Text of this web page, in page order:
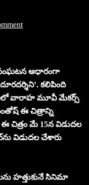
సంఘటన ఆధారంగా
కలిపింది
వారాహ మూవీ మేకర్స్‌
ఈ చిత్రాన్ని
ఈ చిత్రం మే 15న విడుదల
విడుదల చేశారు
హత్తుకునే సినిమా